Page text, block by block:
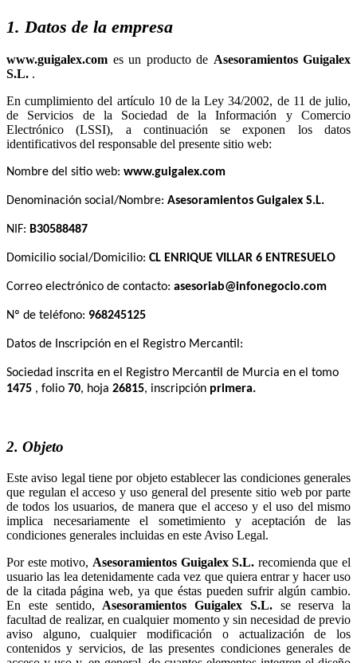
1. Datos de la empresa
es un producto de
.
En cumplimiento del artículo 10 de la Ley 34/2002, de 11 de julio,
de Servicios de la Sociedad de la Información y Comercio
Electrónico (LSSI), a continuación se exponen los datos
identificativos del responsable del presente sitio web:
Nombre del sitio web:
Denominación social/Nombre:
NIF:
Domicilio social/Domicilio:
Correo electrónico de contacto:
Nº de teléfono:
Datos de Inscripción en el Registro Mercantil:
Sociedad inscrita en el Registro Mercantil de Murcia en el tomo
1475 , folio 70, hoja 26815, inscripción primera.
2. Objeto
Este aviso legal tiene por objeto establecer las condiciones generales
que regulan el acceso y uso general del presente sitio web por parte
de todos los usuarios, de manera que el acceso y el uso del mismo
implica necesariamente el sometimiento y aceptación de las
condiciones generales incluidas en este Aviso Legal.
Por este motivo,
recomienda que el
usuario las lea detenidamente cada vez que quiera entrar y hacer uso
de la citada página web, ya que éstas pueden sufrir algún cambio.
En este sentido,
se reserva la
facultad de realizar, en cualquier momento y sin necesidad de previo
aviso alguno, cualquier modificación o actualización de los
contenidos y servicios, de las presentes condiciones generales de